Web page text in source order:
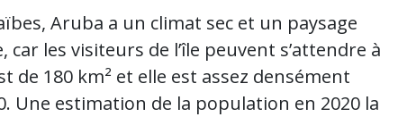
Aruba a un climat sec et un paysage
les visiteurs de l’île peuvent s’attendre à
de 180 km² et elle est assez densément
Une estimation de la population en 2020 la